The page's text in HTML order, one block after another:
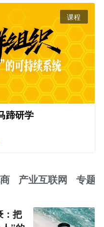
课程
蹄研学
产业互联网 专题
：把